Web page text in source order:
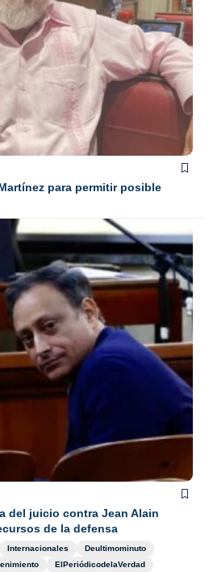
para permitir posible
del juicio contra Jean Alain
de la defensa
Internacionales
Deultimominuto
ElPeriódicodelaVerdad